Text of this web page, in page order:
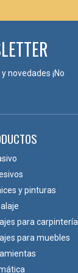
novedades ¡No
y pinturas
para carpintería
para muebles